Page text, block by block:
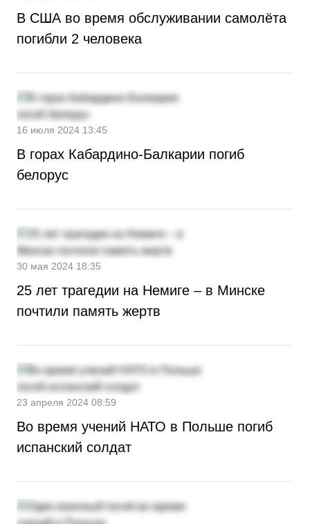
В США во время обслуживании самолёта
погибли 2 человека
16 июля 2024 13:45
В горах Кабардино-Балкарии погиб
белорус
30 мая 2024 18:35
25 лет трагедии на Немиге – в Минске
почтили память жертв
23 апреля 2024 08:59
Во время учений НАТО в Польше погиб
испанский солдат